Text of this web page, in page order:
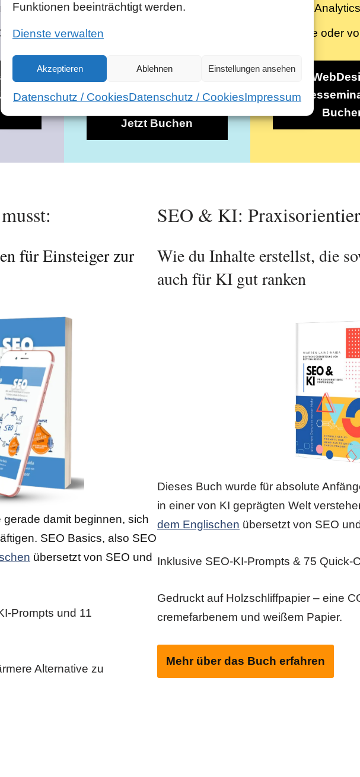
Funktionen beeinträchtigt werden.
Dienste verwalten
Akzeptieren Ablehnen Einstellungen ansehen
Datenschutz / CookiesDatenschutz / CookiesImpressum
SEO für Einsteiger
Kostenlose SEO Buch!
Online oder vor Ort
SEO Tagesseminar
Jetzt Buchen
SEO,
Online oder
für Einsteiger zur
damit beginnen, sich
SEO Basics, also SEO
übersetzt von SEO und
Prompts und 11
Alternative zu
SEO & KI:
Wie du Inhalte erstellst, die
auch für KI gut ranken
Dieses Buch wurde für absolute
in einer von KI geprägten Welt
dem Englischen übersetzt von SEO
Inklusive SEO-KI-Prompts & 75 Quick-
Gedruckt auf Holzschliffpapier – eine
cremefarbenem und weißem Papier.
Mehr über das Buch erfahren